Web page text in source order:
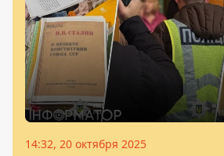
14:32, 20 октября 2025